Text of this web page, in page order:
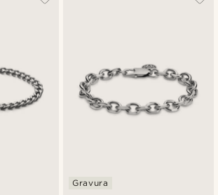
Gravura